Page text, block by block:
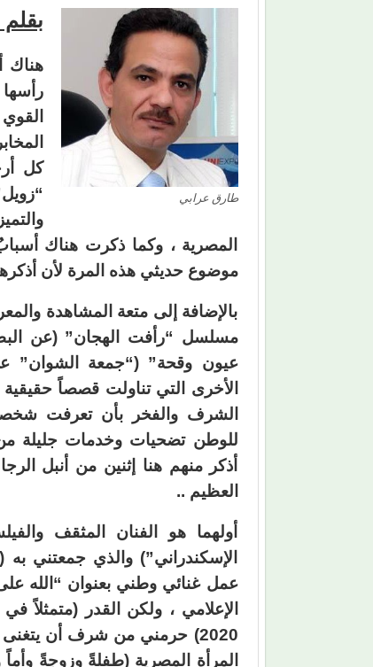
طارق عرابي
هناك
كل
المصرية ، وكما ذكرت هناك
موضوع حديثي هذه المرة لأن
بالإضافة إلى متعة المشاهدة
مسلسل “رأفت الهجان” (عن
عيون وقحة” (“جمعة الشوان” عن
الأخرى التي تناولت قصصاً
الشرف والفخر بأن تعرفت
للوطن تضحيات وخدمات جليلة من
أذكر منهم هنا إثنين من أنبل
العظيم ..
أولهما هو الفنان المثقف
الإسكندراني”) والذي جمعتني
2020) حرمني من شرف أن
المرأة المصرية (طفلةً وزوجةً